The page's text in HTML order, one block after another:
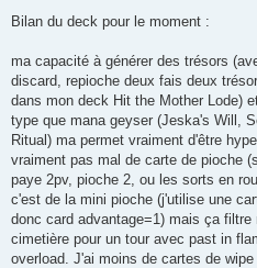
Bilan du deck pour le moment :
ma capacité à générer des trésors
discard, repioche deux fais deux
dans mon deck Hit the Mother Lode)
type que mana geyser (Jeska's Will,
Ritual) ma permet vraiment d'être
vraiment pas mal de carte de pioche
paye 2pv, pioche 2, ou les sorts en
c'est de la mini pioche (j'utilise une
donc card advantage=1) mais ça
cimetière pour un tour avec past in
overload. J'ai moins de cartes de